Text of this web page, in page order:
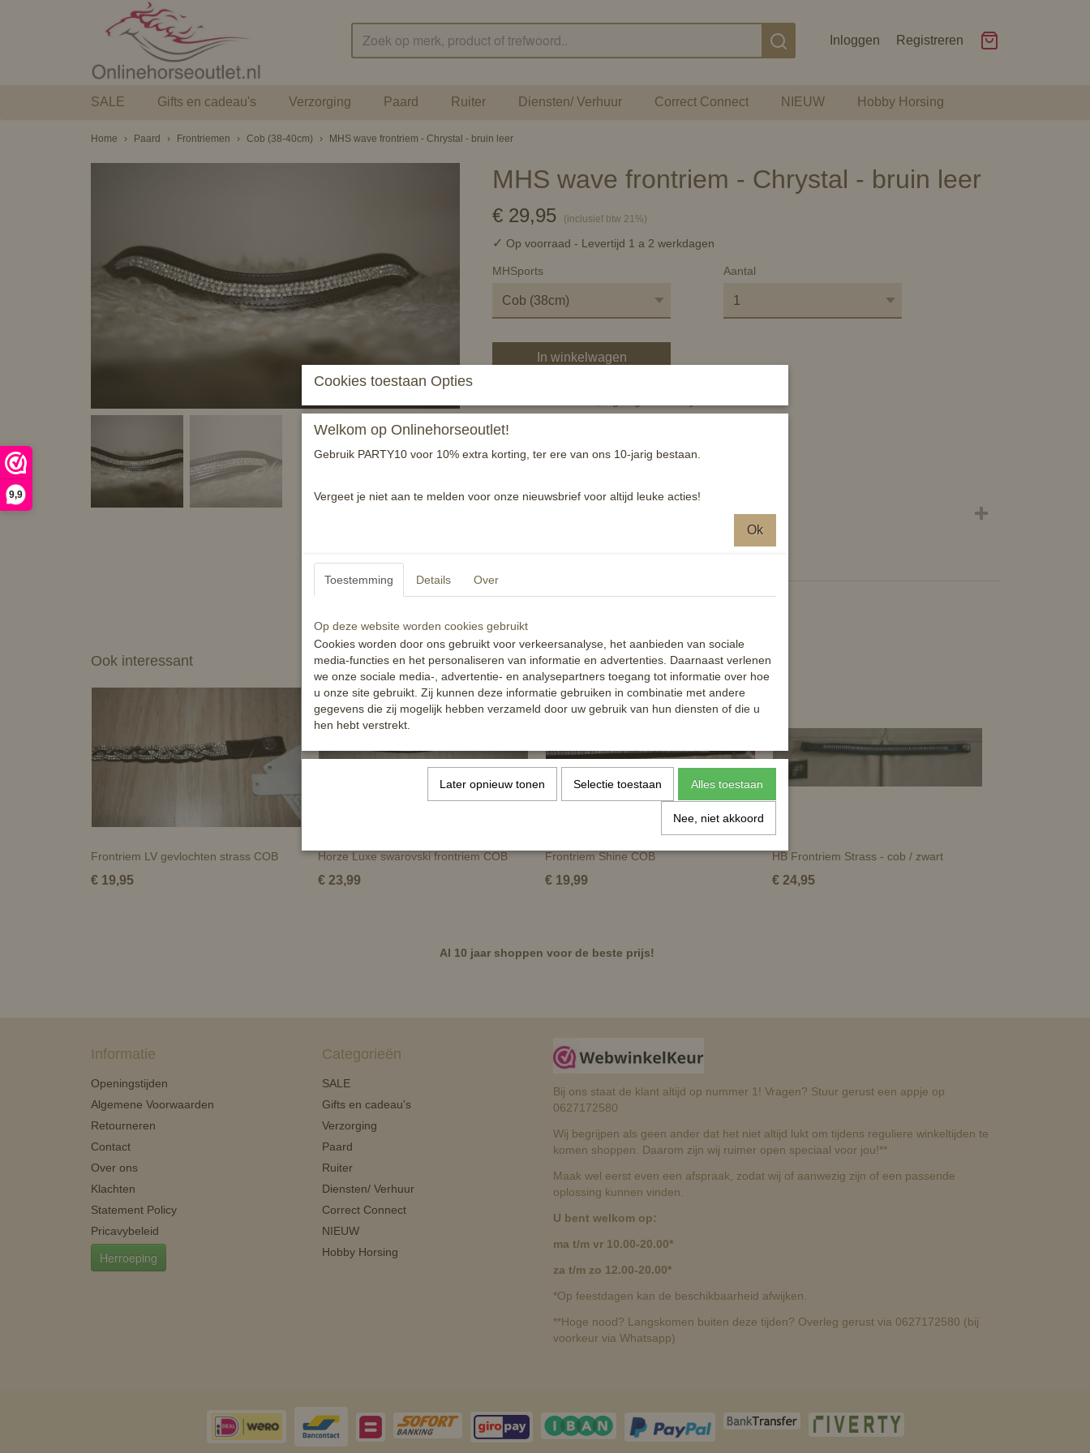
9,9
Inloggen Registreren
SALE Gifts en cadeau's Verzorging Paard Ruiter Diensten/ Verhuur Correct Connect NIEUW Hobby Horsing
Home › Paard › Frontriemen › Cob (38-40cm) › MHS wave frontriem - Chrystal - bruin leer
MHS wave frontriem - Chrystal - bruin leer
€ 29,95 (inclusief btw 21%)
✓ Op voorraad - Levertijd 1 a 2 werkdagen
MHSports Aantal
In winkelwagen
Zilveren basis voor de helder witte chrystallen.
Bruin leer
Ook interessant
Frontriem LV gevlochten strass COB
€ 19,95
Horze Luxe swarovski frontriem COB
€ 23,99
Frontriem Shine COB
€ 19,99
HB Frontriem Strass - cob / zwart
€ 24,95
Al 10 jaar shoppen voor de beste prijs!
Informatie
Openingstijden
Algemene Voorwaarden
Retourneren
Contact
Over ons
Klachten
Statement Policy
Pricavybeleid
Herroeping
Categorieën
SALE
Gifts en cadeau's
Verzorging
Paard
Ruiter
Diensten/ Verhuur
Correct Connect
NIEUW
Hobby Horsing
Bij ons staat de klant altijd op nummer 1! Vragen? Stuur gerust een appje op
0627172580
Wij begrijpen als geen ander dat het niet altijd lukt om tijdens reguliere winkeltijden te
komen shoppen. Daarom zijn wij ruimer open speciaal voor jou!**
Maak wel eerst even een afspraak, zodat wij of aanwezig zijn of een passende
oplossing kunnen vinden.
U bent welkom op:
ma t/m vr 10.00-20.00*
za t/m zo 12.00-20.00*
*Op feestdagen kan de beschikbaarheid afwijken.
**Hoge nood? Langskomen buiten deze tijden? Overleg gerust via 0627172580 (bij
voorkeur via Whatsapp)
Cookies toestaan Opties
Welkom op Onlinehorseoutlet!
Gebruik PARTY10 voor 10% extra korting, ter ere van ons 10-jarig bestaan.
Vergeet je niet aan te melden voor onze nieuwsbrief voor altijd leuke acties!
Ok
Toestemming Details Over
Op deze website worden cookies gebruikt
Cookies worden door ons gebruikt voor verkeersanalyse, het aanbieden van sociale
media-functies en het personaliseren van informatie en advertenties. Daarnaast verlenen
we onze sociale media-, advertentie- en analysepartners toegang tot informatie over hoe
u onze site gebruikt. Zij kunnen deze informatie gebruiken in combinatie met andere
gegevens die zij mogelijk hebben verzameld door uw gebruik van hun diensten of die u
hen hebt verstrekt.
Later opnieuw tonen Selectie toestaan Alles toestaan
Nee, niet akkoord